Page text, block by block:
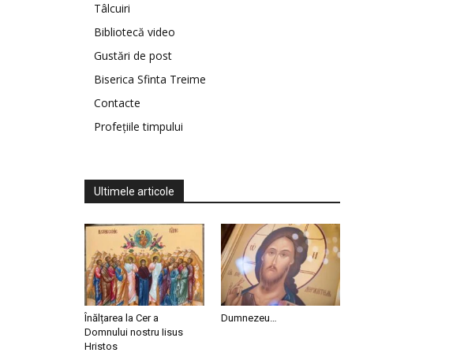
Tâlcuiri
Bibliotecă video
Gustări de post
Biserica Sfinta Treime
Contacte
Profețiile timpului
Ultimele articole
Înălțarea la Cer a
Domnului nostru Iisus
Hristos
Dumnezeu…